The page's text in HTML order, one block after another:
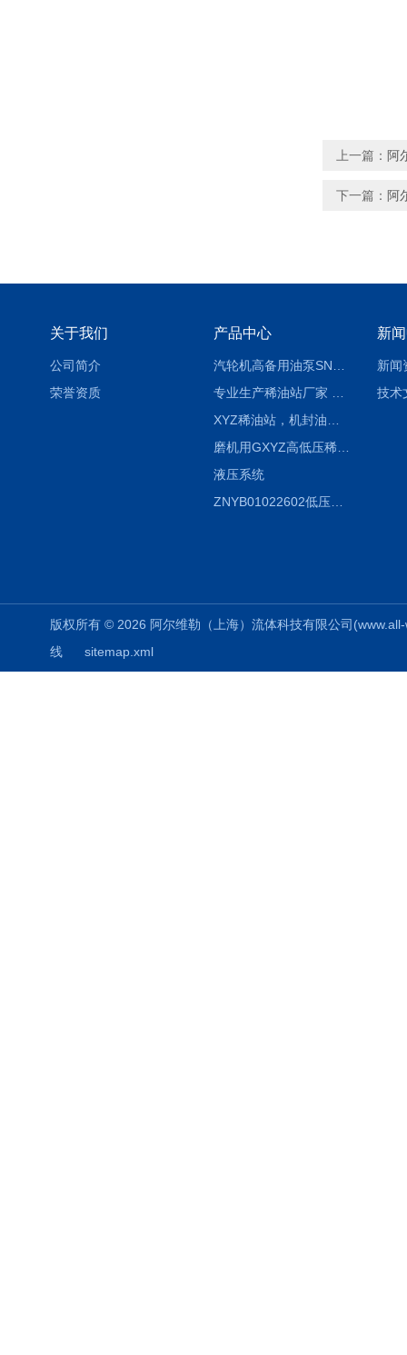
上一篇： 阿
下一篇： 阿
关于我们
公司简介
荣誉资质
产品中心
磨机用GXYZ高低压稀油站，静压油润滑系统
液压系统
ZNYB01022602低压螺杆泵
新
新闻
技术
版权所有 © 2026 阿尔维勒（上海）流体科技有限公司
线
sitemap.xml